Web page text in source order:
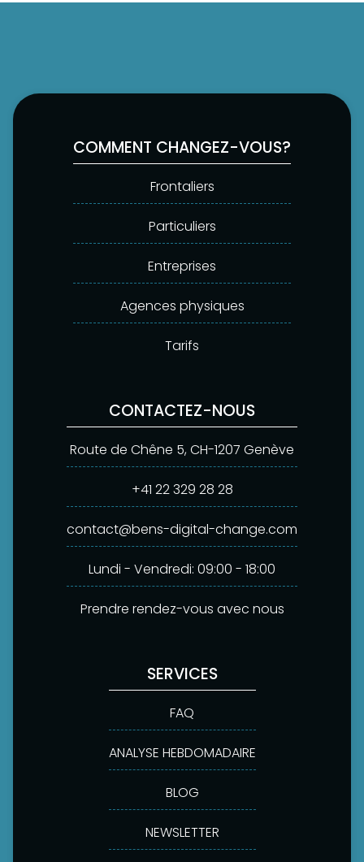
COMMENT CHANGEZ-VOUS?
Frontaliers
Particuliers
Entreprises
Agences physiques
Tarifs
CONTACTEZ-NOUS
Route de Chêne 5, CH-1207 Genève
+41 22 329 28 28
contact@bens-digital-change.com
Lundi - Vendredi: 09:00 - 18:00
Prendre rendez-vous avec nous
SERVICES
FAQ
ANALYSE HEBDOMADAIRE
BLOG
NEWSLETTER